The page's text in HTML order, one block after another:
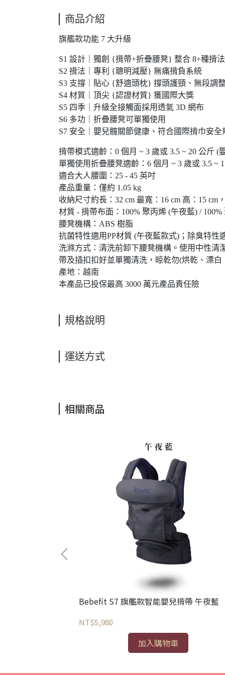
商品介紹
旗艦款功能 7 大升級
S1 設計｜獨創 {揹帶+折疊腰凳} 整合 8+種揹法
S2 揹法｜專利 {聰明減壓} 無痛揹負系統
S3 支撐｜貼心 {舒適頭枕} 撐頭護頸、無段調
S4 材質｜頂尖 {認證材質} 獲國際大獎
S5 四季｜升級全接觸面採用透氣 3D 網布
S6 多功｜折疊腰凳可單獨使用
S7 安全｜嬰兒髖關節健康、符合國際揹巾安全
揹帶模式適齡：0 個月 ~ 3 歲或 3.5 ~ 20 公斤
單獨使用折疊腰凳適齡：6 個月 ~ 3 歲或 3.5 ~
適合大人腰圍：25 - 45 英吋
產品重量：僅約 1.05 kg
收納尺寸約長：32 cm 最寬：16 cm 高：15 cm
材質 - 揹帶布面：100% 聚丙烯 (午夜藍) /
腰凳機構：ABS 樹脂
抗菌特性適用PP材質 (午夜藍款式)；除臭特
洗滌方式：清洗前卸下腰凳機構。使用中性清
帶及插扣扣好並單獨清洗，晾乾勿(烘乾、漂白
產地：越南
本產品已投保最高 3000 萬元產品責任險
規格說明
運送方式
相關商品
Bebefit S7 旗艦款智能嬰兒揹帶 午夜藍
NT$5,980
加入購物車